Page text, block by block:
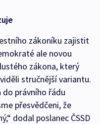
zákoníku zajistit
ale novou
zákona, který
stručnější variantu.
právního řádu
přesvědčeni, že
dodal poslanec ČSSD